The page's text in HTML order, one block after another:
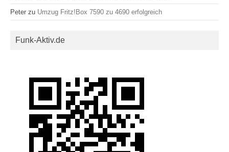
Peter zu Umzug Fritz!Box 7590 zu 4690 erfolgreich
Funk-Aktiv.de